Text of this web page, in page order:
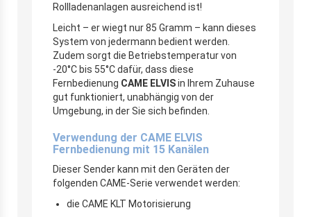
Rollladenanlagen ausreichend ist!
Leicht – er wiegt nur 85 Gramm – kann dieses
System von jedermann bedient werden.
Zudem sorgt die Betriebstemperatur von
-20°C bis 55°C dafür, dass diese
Fernbedienung CAME ELVISin Ihrem Zuhause
gut funktioniert, unabhängig von der
Umgebung, in der Sie sich befinden.
Verwendung der CAME ELVIS
Fernbedienung mit 15 Kanälen
Dieser Sender kann mit den Geräten der
folgenden CAME-Serie verwendet werden:
die CAME KLT Motorisierung